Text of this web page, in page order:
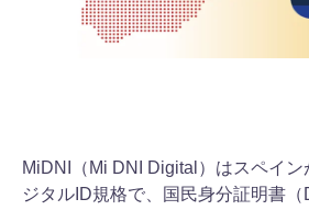
MiDNI（Mi DNI Digital）はスペイ
ジタルID規格で、国民身分証明書